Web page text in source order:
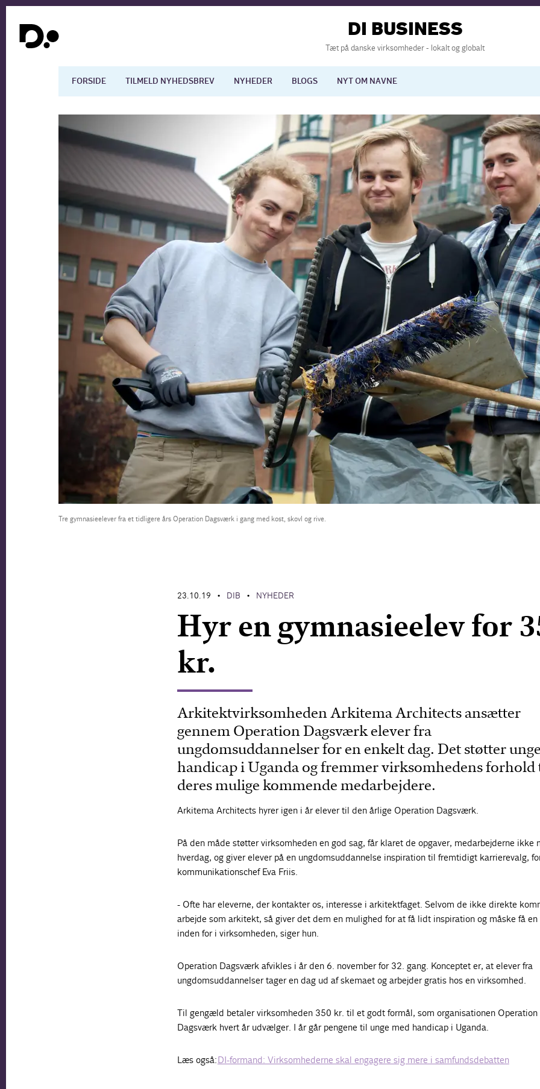
DI BUSINESS
Tæt på danske virksomheder - lokalt og globalt
FORSIDE TILMELD NYHEDSBREV NYHEDER BLOGS NYT OM NAVNE
Dansk økonomi Digitalisering International økonomi
Uddannelse Europapolitik
Tre gymnasieelever fra et tidligere års Operation Dagsværk i gang med kost, skovl og rive.
23.10.19 • DIB • NYHEDER
Hyr en gymnasieelev for
kr.
Arkitektvirksomheden Arkitema Architects ansætter
gennem Operation Dagsværk elever fra
ungdomsuddannelser for en enkelt dag. Det støtter
handicap i Uganda og fremmer virksomhedens forhold
deres mulige kommende medarbejdere.
Arkitema Architects hyrer igen i år elever til den årlige Operation Dagsværk.
På den måde støtter virksomheden en god sag, får klaret de opgaver, medarbejderne ikke
hverdag, og giver elever på en ungdomsuddannelse inspiration til fremtidigt karrierevalg,
kommunikationschef Eva Friis.
- Ofte har eleverne, der kontakter os, interesse i arkitektfaget. Selvom de ikke direkte
arbejde som arkitekt, så giver det dem en mulighed for at få lidt inspiration og måske få en
inden for i virksomheden, siger hun.
Operation Dagsværk afvikles i år den 6. november for 32. gang. Konceptet er, at elever fra
ungdomsuddannelser tager en dag ud af skemaet og arbejder gratis hos en virksomhed.
Til gengæld betaler virksomheden 350 kr. til et godt formål, som organisationen Operation
Dagsværk hvert år udvælger. I år går pengene til unge med handicap i Uganda.
Læs også:DI-formand: Virksomhederne skal engagere sig mere i samfundsdebatten